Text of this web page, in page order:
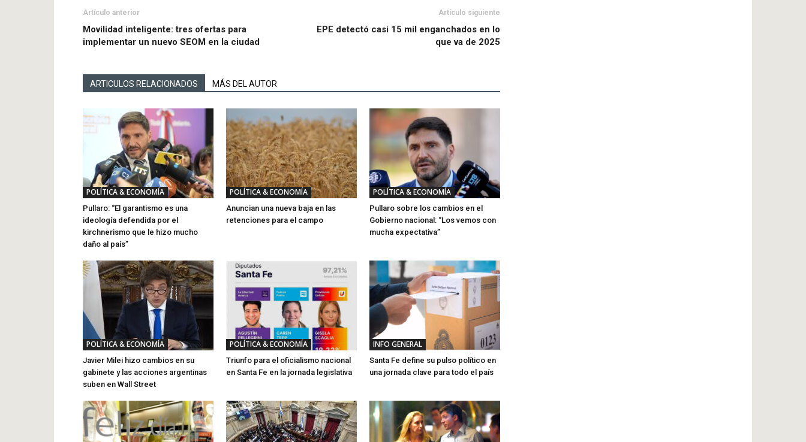
Artículo anterior
Movilidad inteligente: tres ofertas para
implementar un nuevo SEOM en la ciudad
Artículo siguiente
EPE detectó casi 15 mil enganchados en lo
que va de 2025
ARTICULOS RELACIONADOS MÁS DEL AUTOR
POLÍTICA & ECONOMÍA
Pullaro: “El garantismo es una
ideología defendida por el
kirchnerismo que le hizo mucho
daño al país”
POLÍTICA & ECONOMÍA
Anuncian una nueva baja en las
retenciones para el campo
POLÍTICA & ECONOMÍA
Pullaro sobre los cambios en el
Gobierno nacional: “Los vemos con
mucha expectativa”
POLÍTICA & ECONOMÍA
Javier Milei hizo cambios en su
gabinete y las acciones argentinas
suben en Wall Street
POLÍTICA & ECONOMÍA
Triunfo para el oficialismo nacional
en Santa Fe en la jornada legislativa
INFO GENERAL
Santa Fe define su pulso político en
una jornada clave para todo el país